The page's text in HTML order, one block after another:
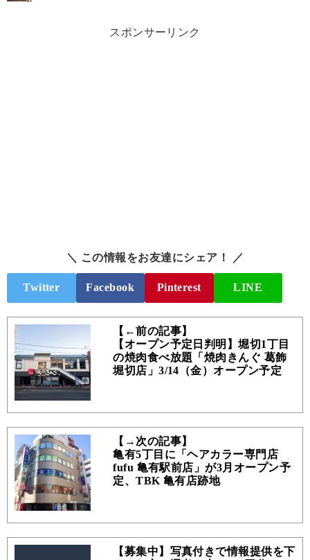
スポンサーリンク
＼ この情報をお友達にシェア！ ／
Twitter Facebook Pinterest LINE
【←前の記事】
【オープン予定日判明】堀切1丁目
の焼肉食べ放題「焼肉きんぐ 葛飾
堀切店」3/14（金）オープン予定
【→次の記事】
亀有5丁目に「ヘアカラー専門店
fufu 亀有駅前店」が3月オープン予
定、TBK 亀有店跡地
【募集中】写真付きで情報提供を下